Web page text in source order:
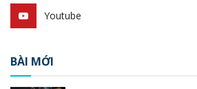
Youtube
BÀI MỚI